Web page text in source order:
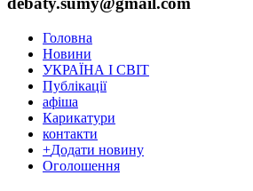
Головна
Новини
УКРАЇНА І СВІТ
Публікації
афіша
Карикатури
контакти
+Додати новину
Оголошення